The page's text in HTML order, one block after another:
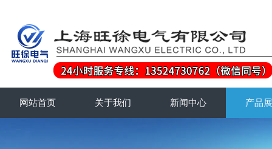
网站首页 关于我们 新闻中心 产品